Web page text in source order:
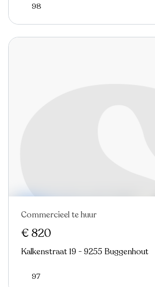
98
Commercieel te huur
€ 820
Kalkenstraat 19 - 9255 Buggenhout
97